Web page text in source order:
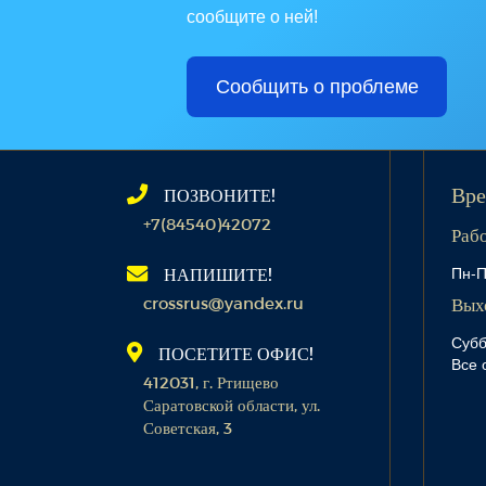
сообщите о ней!
Сообщить о проблеме
ПОЗВОНИТЕ!
+7(84540)42072
НАПИШИТЕ!
crossrus@yandex.ru
ПОСЕТИТЕ ОФИС!
412031, г. Ртищево
Саратовской области, ул.
Советская, 3
Пн-
Все